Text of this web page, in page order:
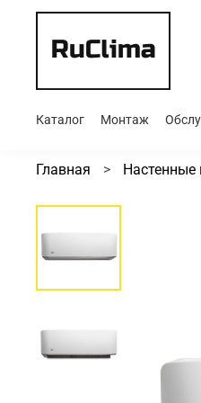
Каталог Монтаж
Главная